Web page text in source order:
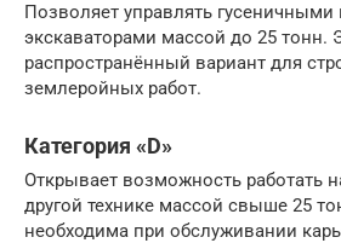
Позволяет управлять
экскаваторами массой до 25 тонн.
распространённый вариант для
землеройных работ.
Категория «D»
Открывает возможность работать
другой технике массой свыше 25
необходима при обслуживании